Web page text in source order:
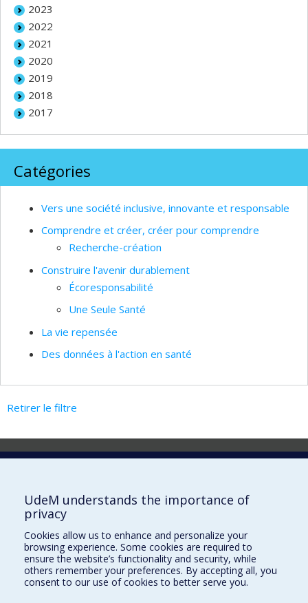
2023
2022
2021
2020
2019
2018
2017
Catégories
Vers une société inclusive, innovante et responsable
Comprendre et créer, créer pour comprendre
Recherche-création
Construire l'avenir durablement
Écoresponsabilité
Une Seule Santé
La vie repensée
Des données à l'action en santé
Retirer le filtre
Laboratoire d'innovation
Vice-rectorat aux affaires étudiantes et aux études
Inven_T
Consortium Santé Numérique
UdeM understands the importance of
privacy
Cookies allow us to enhance and personalize your
browsing experience. Some cookies are required to
ensure the website’s functionality and security, while
others remember your preferences. By accepting all, you
consent to our use of cookies to better serve you.